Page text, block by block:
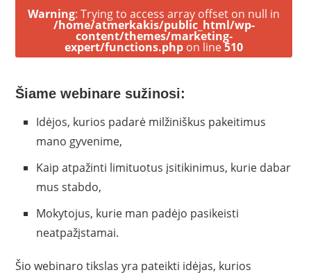
Warning: Trying to access array offset on null in
/home/atmerkakis/public_html/wp-
content/themes/marketing-
expert/functions.php on line510
Šiame webinare sužinosi:
Idėjos, kurios padarė milžiniškus pakeitimus
mano gyvenime,
Kaip atpažinti limituotus įsitikinimus, kurie dabar
mus stabdo,
Mokytojus, kurie man padėjo pasikeisti
neatpažįstamai.
Šio webinaro tikslas yra pateikti idėjas, kurios